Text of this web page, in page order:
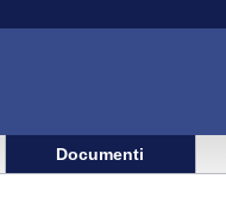
Documenti